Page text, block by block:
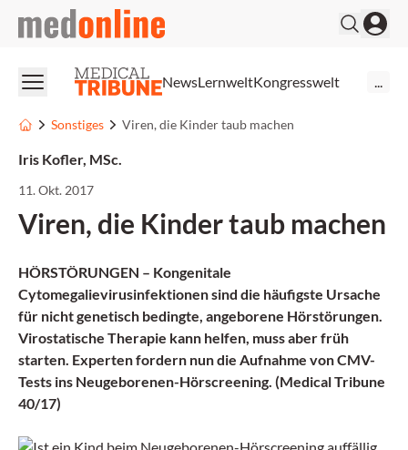
medonline
NewsLernweltKongresswelt
Sonstiges Viren, die Kinder taub machen
Iris Kofler, MSc.
11. Okt. 2017
Viren, die Kinder taub machen
HÖRSTÖRUNGEN – Kongenitale
Cytomegalievirusinfektionen sind die häufigste Ursache
für nicht genetisch bedingte, angeborene Hörstörungen.
Virostatische Therapie kann helfen, muss aber früh
starten. Experten fordern nun die Aufnahme von CMV-
Tests ins Neugeborenen-Hörscreening. (Medical Tribune
40/17)